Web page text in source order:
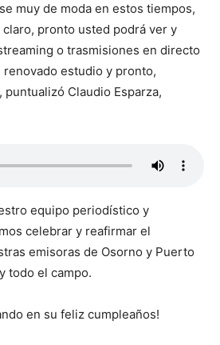
muy de moda en estos tiempos,
claro, pronto usted podrá ver y
o trasmisiones en directo
estudio y pronto,
Claudio Esparza,
equipo periodístico y
celebrar y reafirmar el
emisoras de Osorno y Puerto
todo el campo.
en su feliz cumpleaños!